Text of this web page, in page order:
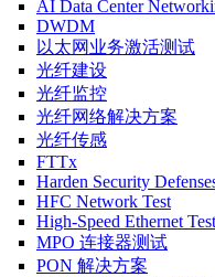
AI Data Center
DWDM
以太网业务激活测试
光纤建设
光纤监控
光纤网络解决方案
光纤传感
FTTx
Harden Security
HFC Network Test
High-Speed Ethernet
MPO 连接器测试
PON 解决方案